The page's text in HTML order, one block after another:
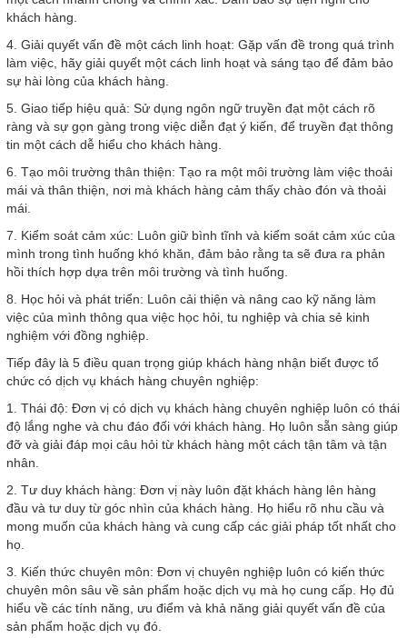
khách hàng.
4. Giải quyết vấn đề một cách linh hoạt: Gặp vấn đề trong quá trình
làm việc, hãy giải quyết một cách linh hoạt và sáng tạo để đảm bảo
sự hài lòng của khách hàng.
5. Giao tiếp hiệu quả: Sử dụng ngôn ngữ truyền đạt một cách rõ
ràng và sự gọn gàng trong việc diễn đạt ý kiến, để truyền đạt thông
tin một cách dễ hiểu cho khách hàng.
6. Tạo môi trường thân thiện: Tạo ra một môi trường làm việc thoải
mái và thân thiện, nơi mà khách hàng cảm thấy chào đón và thoải
mái.
7. Kiểm soát cảm xúc: Luôn giữ bình tĩnh và kiểm soát cảm xúc của
mình trong tình huống khó khăn, đảm bảo rằng ta sẽ đưa ra phản
hồi thích hợp dựa trên môi trường và tình huống.
8. Học hỏi và phát triển: Luôn cải thiện và nâng cao kỹ năng làm
việc của mình thông qua việc học hỏi, tu nghiệp và chia sẻ kinh
nghiệm với đồng nghiệp.
Tiếp đây là 5 điều quan trọng giúp khách hàng nhận biết được tổ
chức có dịch vụ khách hàng chuyên nghiệp:
1. Thái độ: Đơn vị có dịch vụ khách hàng chuyên nghiệp luôn có thái
độ lắng nghe và chu đáo đối với khách hàng. Họ luôn sẵn sàng giúp
đỡ và giải đáp mọi câu hỏi từ khách hàng một cách tận tâm và tận
nhân.
2. Tư duy khách hàng: Đơn vị này luôn đặt khách hàng lên hàng
đầu và tư duy từ góc nhìn của khách hàng. Họ hiểu rõ nhu cầu và
mong muốn của khách hàng và cung cấp các giải pháp tốt nhất cho
họ.
3. Kiến thức chuyên môn: Đơn vị chuyên nghiệp luôn có kiến thức
chuyên môn sâu về sản phẩm hoặc dịch vụ mà họ cung cấp. Họ đủ
hiểu về các tính năng, ưu điểm và khả năng giải quyết vấn đề của
sản phẩm hoặc dịch vụ đó.